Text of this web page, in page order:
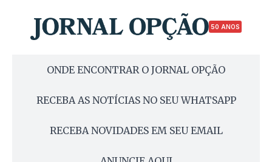
50 ANOS
ONDE ENCONTRAR O JORNAL OPÇÃO
RECEBA AS NOTÍCIAS NO SEU WHATSAPP
RECEBA NOVIDADES EM SEU EMAIL